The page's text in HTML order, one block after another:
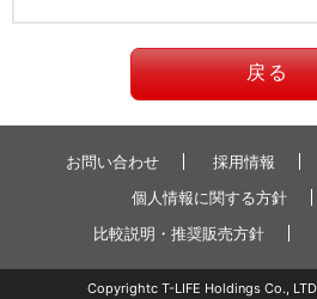
戻る
お問い合わせ 採用情報
個人情報に関する方針
比較説明・推奨販売方針
Copyrightc T-LIFE Holdings Co.,